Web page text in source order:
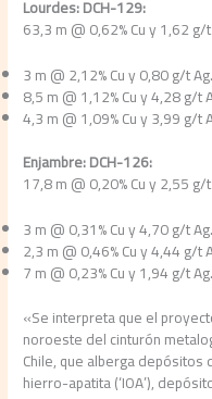
Lourdes: DCH-129:
63,3 m @ 0,62% Cu y 1,62
3 m @ 2,12% Cu y 0,80 g/t Ag.
8,5 m @ 1,12% Cu y 4,28 g/t
4,3 m @ 1,09% Cu y 3,99 g/t
Enjambre: DCH-126:
17,8 m @ 0,20% Cu y 2,55
3 m @ 0,31% Cu y 4,70 g/t Ag.
2,3 m @ 0,46% Cu y 4,44 g/t
7 m @ 0,23% Cu y 1,94 g/t Ag.
«Se interpreta que el
noroeste del cinturón
Chile, que alberga depósitos
hierro-apatita (‘IOA’),